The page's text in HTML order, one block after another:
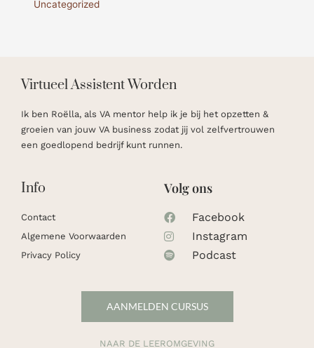
Uncategorized
Virtueel Assistent Worden
Ik ben Roëlla, als VA mentor help ik je bij het opzetten &
groeien van jouw VA business zodat jij vol zelfvertrouwen
een goedlopend bedrijf kunt runnen. ​
Info
Contact
Algemene Voorwaarden
Privacy Policy
Volg ons
Facebook
Instagram
Podcast
AANMELDEN CURSUS
NAAR DE LEEROMGEVING